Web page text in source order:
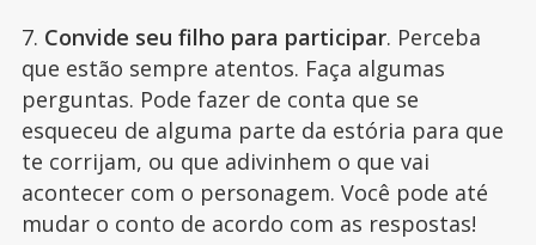
7. Convide seu filho para participar. Perceba
que estão sempre atentos. Faça algumas
perguntas. Pode fazer de conta que se
esqueceu de alguma parte da estória para que
te corrijam, ou que adivinhem o que vai
acontecer com o personagem. Você pode até
mudar o conto de acordo com as respostas!